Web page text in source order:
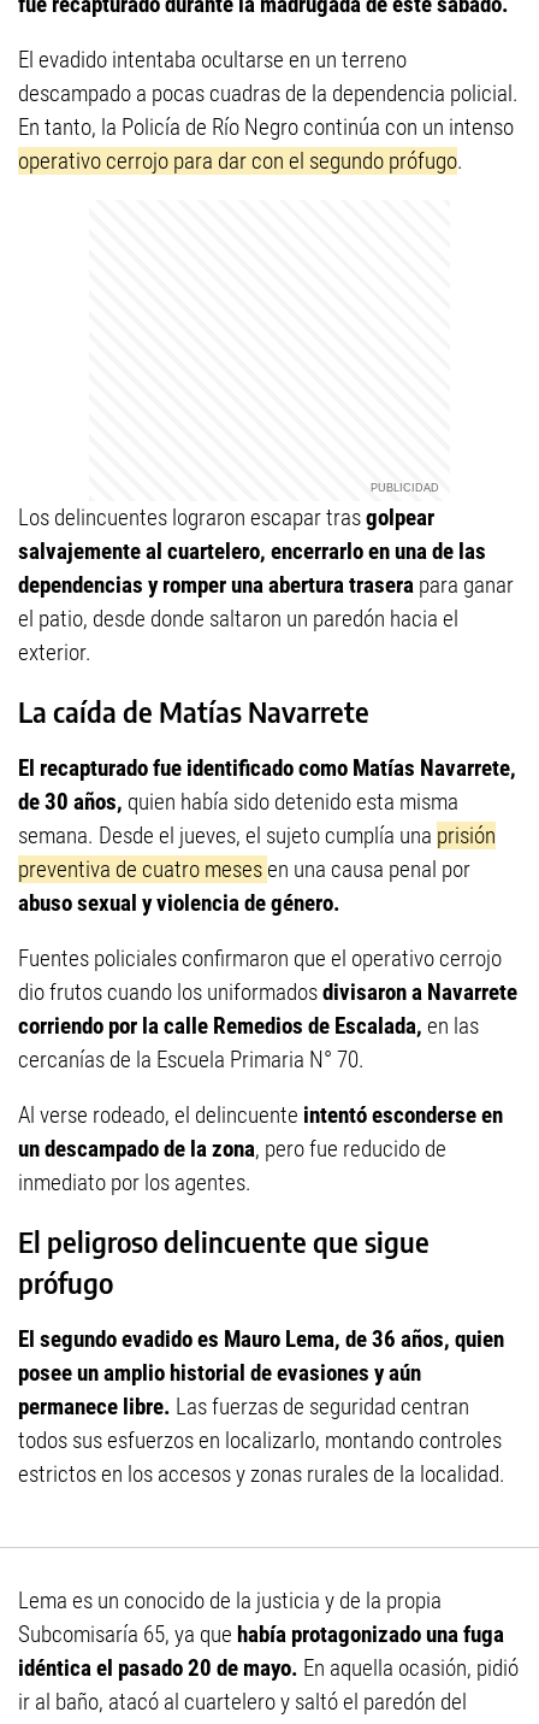
El evadido intentaba ocultarse en un terreno
descampado a pocas cuadras de la dependencia policial.
En tanto, la Policía de Río Negro continúa con un intenso
operativo cerrojo para dar con el segundo prófugo.
Los delincuentes lograron escapar trasgolpear
salvajemente al cuartelero, encerrarlo en una de las
dependencias y romper una abertura trasera para ganar
el patio, desde donde saltaron un paredón hacia el
exterior.
La caída de Matías Navarrete
El recapturado fue identificado como Matías Navarrete,
de 30 años, quien había sido detenido esta misma
semana. Desde el jueves, el sujeto cumplía una prisión
preventiva de cuatro mesesen una causa penal por
abuso sexual y violencia de género.
Fuentes policiales confirmaron que el operativo cerrojo
dio frutos cuando los uniformadosdivisaron a Navarrete
corriendo por la calle Remedios de Escalada, en las
cercanías de la Escuela Primaria N° 70.
Al verse rodeado, el delincuente intentó esconderse en
un descampado de la zona, pero fue reducido de
inmediato por los agentes.
El peligroso delincuente que sigue
prófugo
El segundo evadido es Mauro Lema, de 36 años, quien
posee un amplio historial de evasiones y aún
permanece libre. Las fuerzas de seguridad centran
todos sus esfuerzos en localizarlo, montando controles
estrictos en los accesos y zonas rurales de la localidad.
Lema es un conocido de la justicia y de la propia
Subcomisaría 65, ya que había protagonizado una fuga
idéntica el pasado 20 de mayo. En aquella ocasión, pidió
ir al baño, atacó al cuartelero y saltó el paredón del